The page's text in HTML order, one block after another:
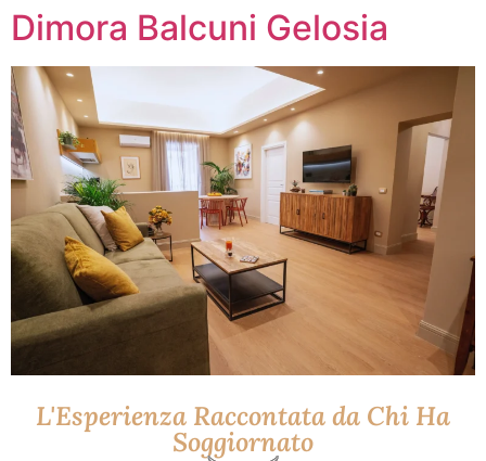
Dimora Balcuni Gelosia
L'Esperienza Raccontata da Chi Ha
Soggiornato